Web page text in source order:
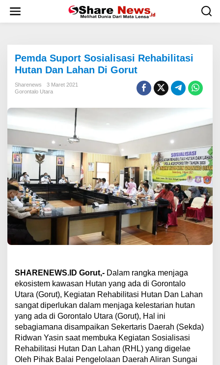
w
Pemda Suport Sosialisasi Rehabilitasi
Hutan Dan Lahan Di Gorut
Sharenews
3 Maret 2021
Gorontalo Utara
SHARENEWS.ID Gorut,- Dalam rangka menjaga
ekosistem kawasan Hutan yang ada di Gorontalo
Utara (Gorut), Kegiatan Rehabilitasi Hutan Dan Lahan
sangat diperlukan dalam menjaga kelestarian hutan
yang ada di Gorontalo Utara (Gorut), Hal ini
sebagiamana disampaikan Sekertaris Daerah (Sekda)
Ridwan Yasin saat membuka Kegiatan Sosialisasi
Rehabilitasi Hutan Dan Lahan (RHL) yang digelae
Oleh Pihak Balai Pengelolaan Daerah Aliran Sungai